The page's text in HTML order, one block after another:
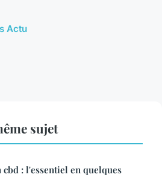
Actu
sujet
: l'essentiel en quelques